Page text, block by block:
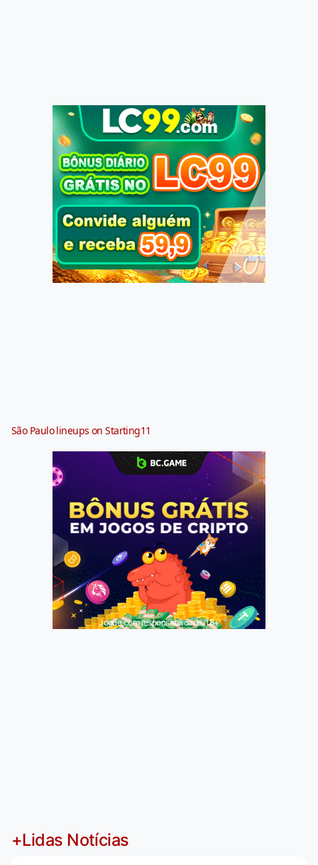
São Paulo lineups on Starting11
Jogue com responsabilidade. 18+
+Lidas Notícias